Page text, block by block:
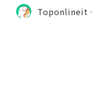
Toponlineit